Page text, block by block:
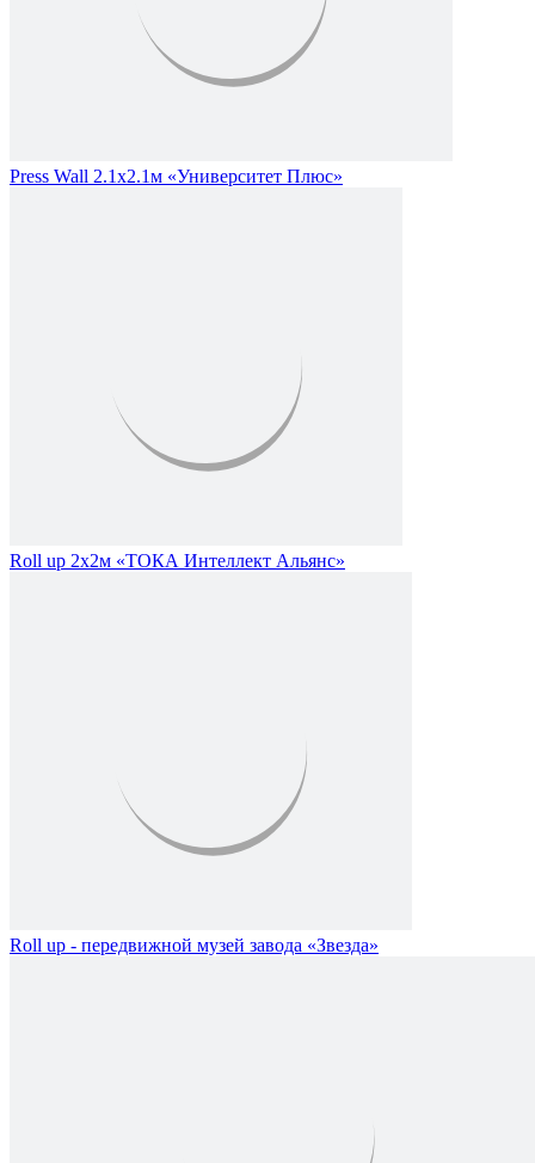
Press Wall 2.1х2.1м «Университет Плюс»
Roll up 2х2м «ТОКА Интеллект Альянс»
Roll up - передвижной музей завода «Звезда»